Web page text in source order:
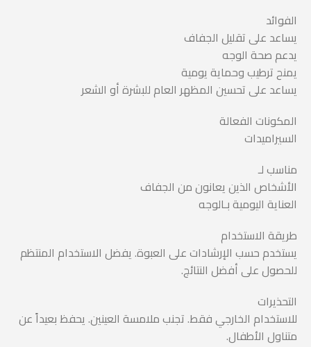
الفوائد
يساعد على تقليل الجفاف
يدعم صحة الوجه
يمنح ترطيب وحماية يومية
يساعد على تحسين المظهر العام للبشرة أو الشعر
المكونات الفعالة
السيراميدات
مناسب لـ
الأشخاص الذين يعانون من الجفاف
العناية اليومية بـالوجه
طريقة الاستخدام
يستخدم حسب الإرشادات على العبوة. يفضل الاستخدام المنتظم
للحصول على أفضل النتائج.
التحذيرات
للاستخدام الخارجي فقط. تجنب ملامسة العينين. يحفظ بعيداً عن
متناول الأطفال.